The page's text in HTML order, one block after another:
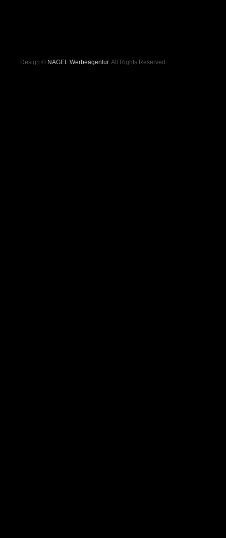
Design © NAGEL Werbeagentur. All Rights Reserved.